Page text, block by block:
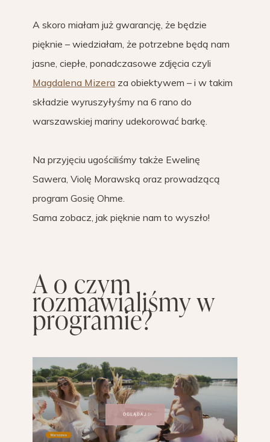
A skoro miałam już gwarancję, że będzie
pięknie – wiedziałam, że potrzebne będą nam
jasne, ciepłe, ponadczasowe zdjęcia czyli
Magdalena Mizera za obiektywem – i w takim
składzie wyruszyłyśmy na 6 rano do
warszawskiej mariny udekorować barkę.
Na przyjęciu ugościliśmy także Ewelinę
Sawera, Violę Morawską oraz prowadzącą
program Gosię Ohme.
Sama zobacz, jak pięknie nam to wyszło!
A o czym
rozmawialiśmy w
programie?